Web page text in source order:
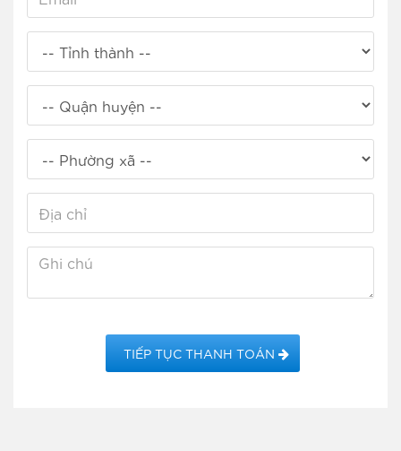
TIẾP TỤC THANH TOÁN